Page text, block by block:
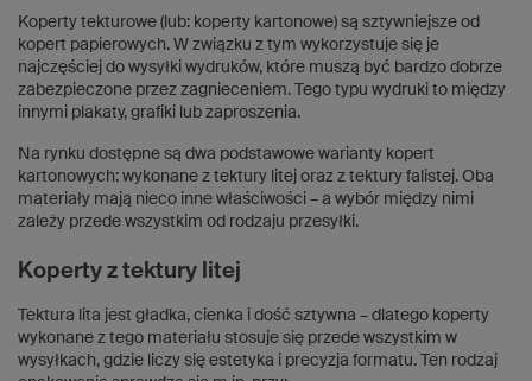
Koperty tekturowe (lub: koperty kartonowe) są sztywniejsze od
kopert papierowych. W związku z tym wykorzystuje się je
najczęściej do wysyłki wydruków, które muszą być bardzo dobrze
zabezpieczone przez zagnieceniem. Tego typu wydruki to między
innymi plakaty, grafiki lub zaproszenia.
Na rynku dostępne są dwa podstawowe warianty kopert
kartonowych: wykonane z tektury litej oraz z tektury falistej. Oba
materiały mają nieco inne właściwości – a wybór między nimi
zależy przede wszystkim od rodzaju przesyłki.
Koperty z tektury litej
Tektura lita jest gładka, cienka i dość sztywna – dlatego koperty
wykonane z tego materiału stosuje się przede wszystkim w
wysyłkach, gdzie liczy się estetyka i precyzja formatu. Ten rodzaj